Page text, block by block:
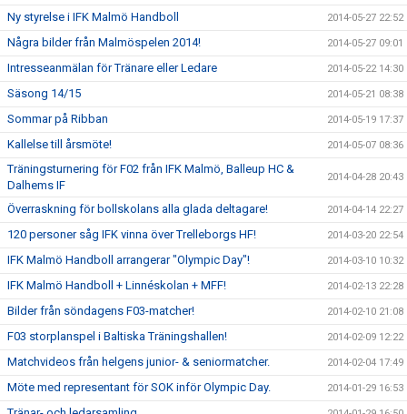
Ny styrelse i IFK Malmö Handboll 2014-05-27 22:52
Några bilder från Malmöspelen 2014! 2014-05-27 09:01
Intresseanmälan för Tränare eller Ledare 2014-05-22 14:30
Säsong 14/15 2014-05-21 08:38
Sommar på Ribban 2014-05-19 17:37
Kallelse till årsmöte! 2014-05-07 08:36
Träningsturnering för F02 från IFK Malmö, Balleup HC &
Dalhems IF
2014-04-28 20:43
Överraskning för bollskolans alla glada deltagare! 2014-04-14 22:27
120 personer såg IFK vinna över Trelleborgs HF! 2014-03-20 22:54
IFK Malmö Handboll arrangerar "Olympic Day"! 2014-03-10 10:32
IFK Malmö Handboll + Linnéskolan + MFF! 2014-02-13 22:28
Bilder från söndagens F03-matcher! 2014-02-10 21:08
F03 storplanspel i Baltiska Träningshallen! 2014-02-09 12:22
Matchvideos från helgens junior- & seniormatcher. 2014-02-04 17:49
Möte med representant för SOK inför Olympic Day. 2014-01-29 16:53